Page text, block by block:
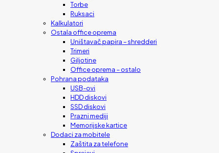
Torbe
Ruksaci
Kalkulatori
Ostala office oprema
Uništavač papira – shredderi
Trimeri
Giljotine
Office oprema – ostalo
Pohrana podataka
USB-ovi
HDD diskovi
SSD diskovi
Prazni mediji
Memorijske kartice
Dodaci za mobitele
Zaštita za telefone